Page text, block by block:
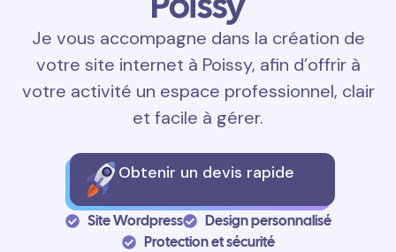
Je vous accompagne dans la création de
votre site internet à Poissy, afin d’offrir à
votre activité un espace professionnel, clair
et facile à gérer.
Obtenir un devis rapide
Site Wordpress
Design personnalisé
Protection et sécurité